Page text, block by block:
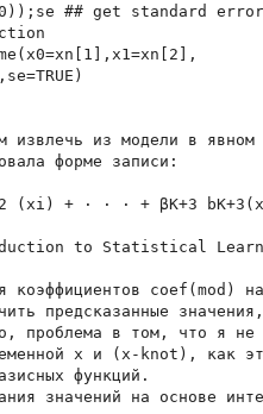
## get standard error
извлечь из модели в явном
форме записи:
(xi) + · · · + βK+3
to Statistical
коэффициентов
предсказанные
проблема в том, что я не
x и (x-knot), как
функций.
значений на основе